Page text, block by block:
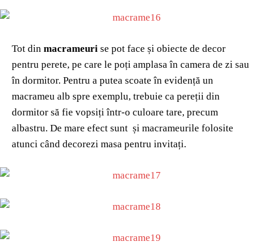
Tot din macrameuri se pot face și obiecte de decor
pentru perete, pe care le poți amplasa în camera de zi sau
în dormitor. Pentru a putea scoate în evidență un
macrameu alb spre exemplu, trebuie ca pereții din
dormitor să fie vopsiți într-o culoare tare, precum
albastru. De mare efect sunt și macrameurile folosite
atunci când decorezi masa pentru invitați.